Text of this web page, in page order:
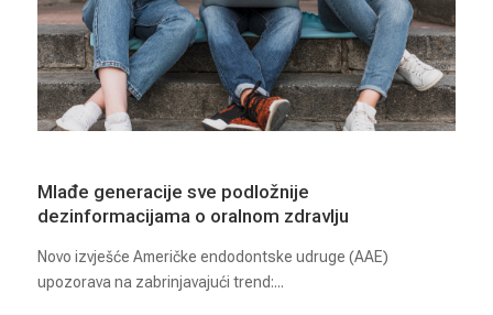
Mlađe generacije sve podložnije
dezinformacijama o oralnom zdravlju
Novo izvješće Američke endodontske udruge (AAE)
upozorava na zabrinjavajući trend:...